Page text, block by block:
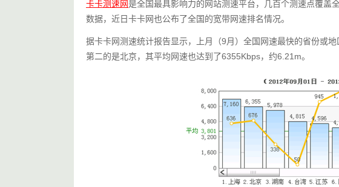
卡卡测速网是全国最具影响力的网站测速平台，几百个测速点覆盖
数据，近日卡卡网也公布了全国的宽带网速排名情况。
据卡卡网测速统计报告显示，上月（9月）全国网速最快的省份或
第二的是北京，其平均网速也达到了6355Kbps，约6.21m。